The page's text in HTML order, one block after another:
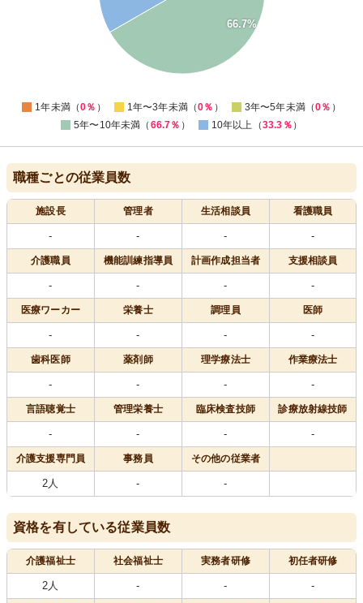
66.7%
1年未満（0％ ） 1年〜3年未満（0％ ） 3年〜5年未満（0％ ）
5年〜10年未満（ 66.7％ ） 10年以上（33.3％ ）
職種ごとの従業員数
施設長 管理者 生活相談員 看護職員
- - - -
介護職員 機能訓練指導員 計画作成担当者 支援相談員
- - - -
医療ワーカー 栄養士 調理員 医師
- - - -
歯科医師 薬剤師 理学療法士 作業療法士
- - - -
言語聴覚士 管理栄養士 臨床検査技師 診療放射線技師
- - - -
介護支援専門員 事務員 その他の従業者
2人 - -
資格を有している従業員数
介護福祉士 社会福祉士 実務者研修 初任者研修
2人 - - -